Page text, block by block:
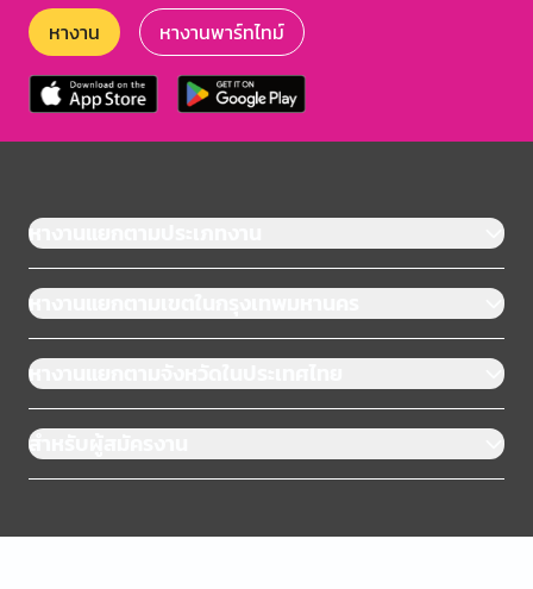
หางาน หางานพาร์ทไทม์
หางานแยกตามประเภทงาน
หางานแยกตามเขตในกรุงเทพมหานคร
หางานแยกตามจังหวัดในประเทศไทย
สำหรับผู้สมัครงาน